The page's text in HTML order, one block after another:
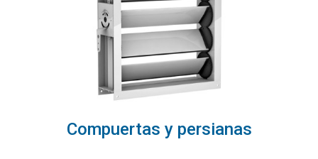
Compuertas y persianas